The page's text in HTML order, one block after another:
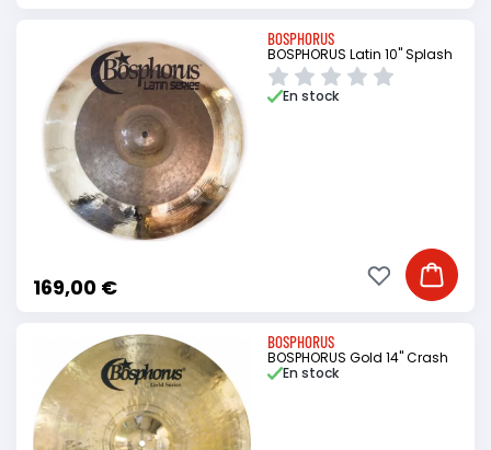
BOSPHORUS
BOSPHORUS Latin 10" Splash
169,00 €
En stock
Ajouter
Ajouter à ma
BOSPHORUS
BOSPHORUS Gold 14" Crash
En stock